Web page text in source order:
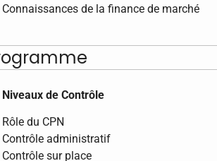
Connaissances de la finance de marché
Niveaux de Contrôle
Rôle du CPN
Contrôle administratif
Contrôle sur place